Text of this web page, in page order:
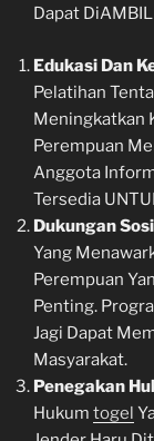
Dapat
Edukasi Dan
Pelatihan
Meningkatkan
Perempuan
Anggota
Tersedia
Dukungan
Yang
Perempuan
Penting.
Jagi Dapat
Masyarakat.
Penegakan
Hukum togel